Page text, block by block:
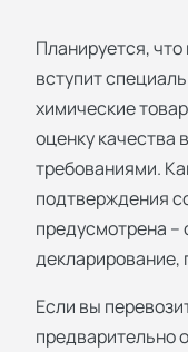
Планируется,
вступит
химические
оценку качества
требованиями.
подтверждения
предусмотрена –
декларирование,
Если вы
предварительно